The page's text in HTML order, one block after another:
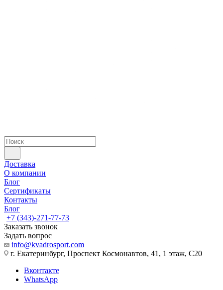
Доставка
О компании
Блог
Сертификаты
Контакты
Блог
+7 (343)-271-77-73
Заказать звонок
Задать вопрос
info@kvadrosport.com
г. Екатеринбург, Проспект Космонавтов, 41, 1 этаж, С20
Вконтакте
WhatsApp